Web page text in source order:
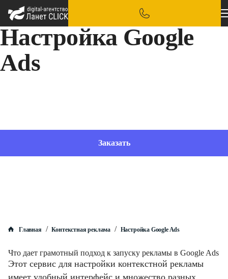
Настройка Google
Ads
Заказать
Главная / Контекстная реклама / Настройка Google Ads
Что дает грамотный подход к запуску рекламы в Google Ads
Этот сервис для настройки контекстной рекламы
имеет удобный интерфейс и множество разных